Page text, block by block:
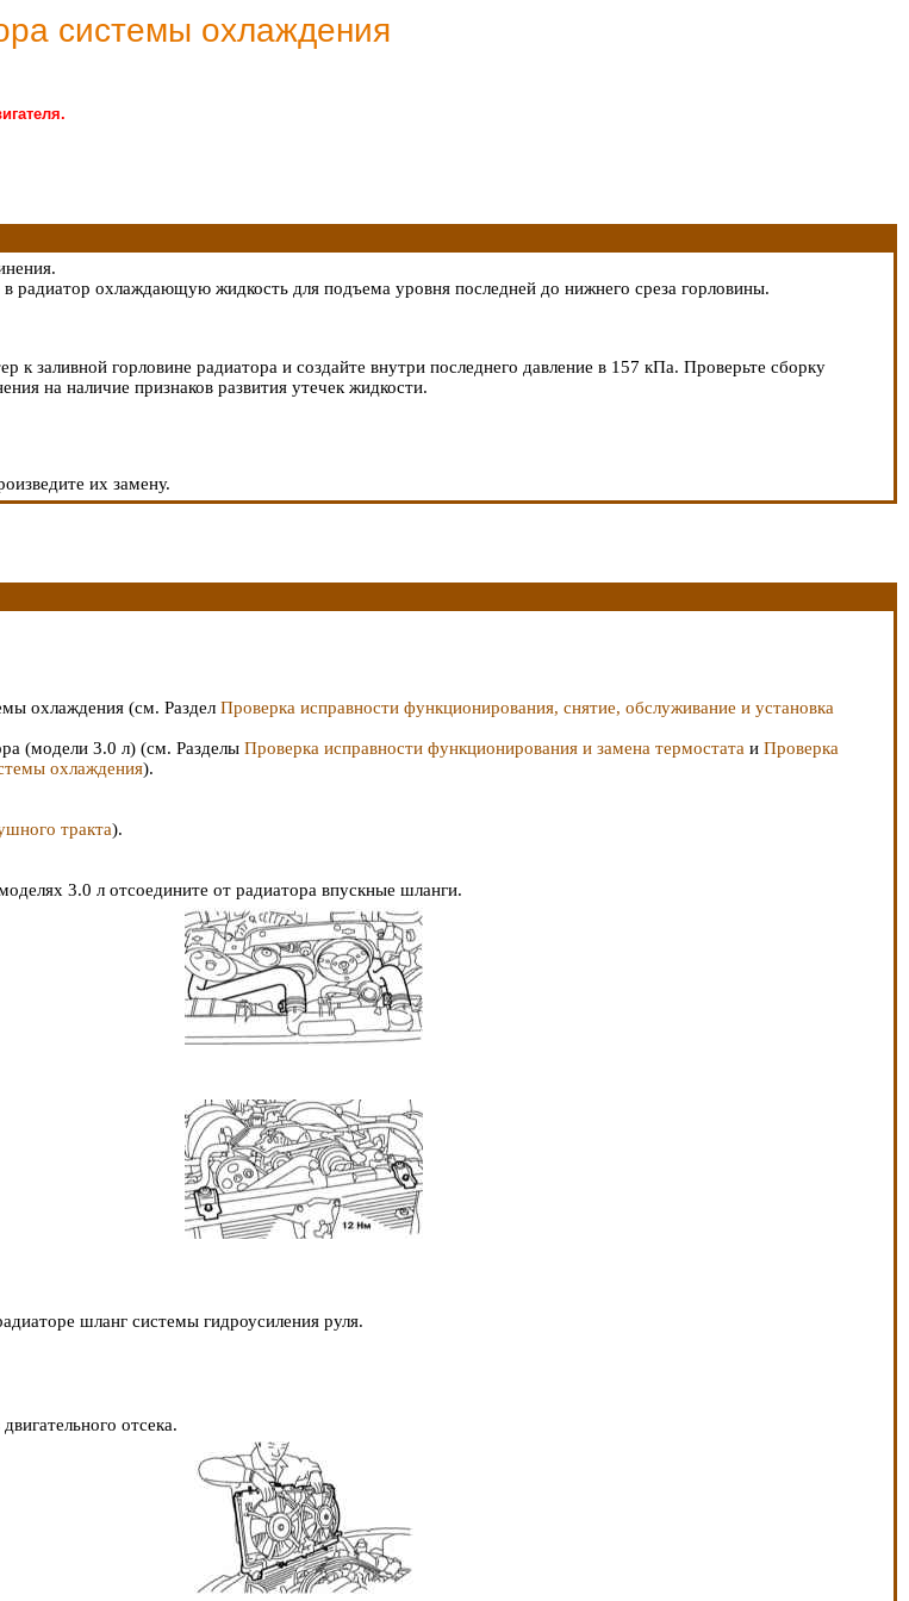
системы охлаждения
радиатор охлаждающую жидкость для подъема уровня последней до нижнего среза горловины.
к заливной горловине радиатора и создайте внутри последнего давление в 157 кПа. Проверьте сборку
на наличие признаков развития утечек жидкости.
их замену.
охлаждения (см. Раздел Проверка исправности функционирования, снятие, обслуживание и установка
(модели 3.0 л) (см. Разделы Проверка исправности функционирования и замена термостата и Проверка
охлаждения).
тракта).
3.0 л отсоедините от радиатора впускные шланги.
шланг системы гидроусиления руля.
отсека.